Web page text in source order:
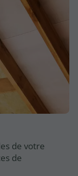
de votre
de